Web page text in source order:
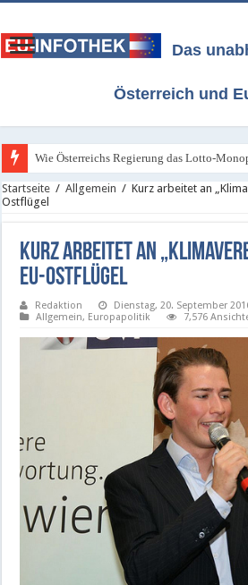
Das
Österreich und
Wie Österreichs Regierung das Lotto-
Startseite / Allgemein / Kurz arbeitet an
Ostflügel
Kurz arbeitet an
EU-Ostflügel
Redaktion
Dienstag, 20. September
Allgemein, Europapolitik 7,576